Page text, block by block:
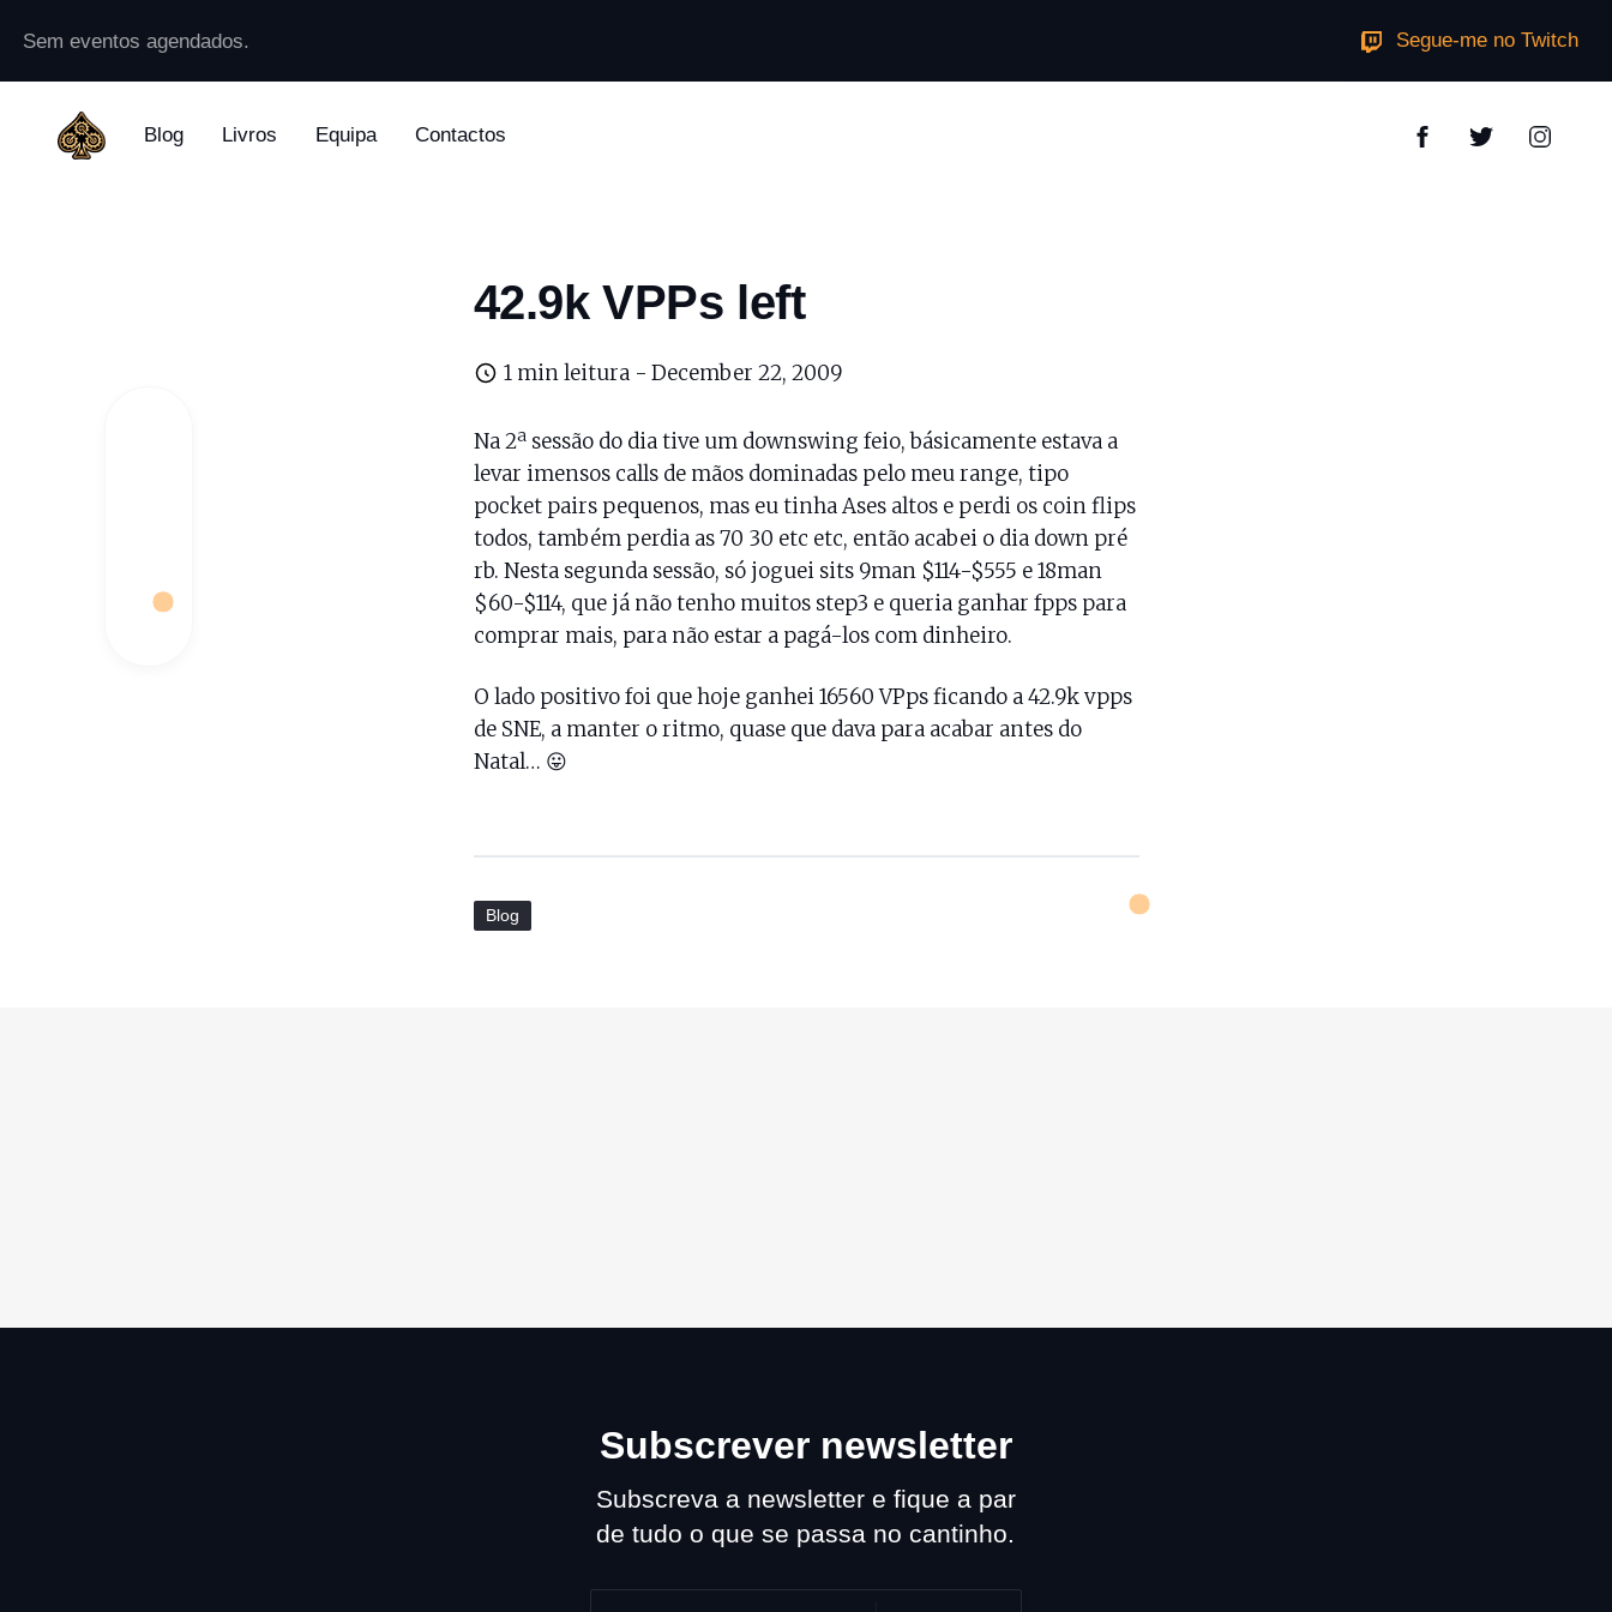
Sem eventos agendados. Segue-me no Twitch
Blog Livros Equipa Contactos
42.9k VPPs left
1 min leitura - December 22, 2009
Na 2ª sessão do dia tive um downswing feio, básicamente estava a
levar imensos calls de mãos dominadas pelo meu range, tipo
pocket pairs pequenos, mas eu tinha Ases altos e perdi os coin flips
todos, também perdia as 70 30 etc etc, então acabei o dia down pré
rb. Nesta segunda sessão, só joguei sits 9man $114-$555 e 18man
$60-$114, que já não tenho muitos step3 e queria ganhar fpps para
comprar mais, para não estar a pagá-los com dinheiro.
O lado positivo foi que hoje ganhei 16560 VPps ficando a 42.9k vpps
de SNE, a manter o ritmo, quase que dava para acabar antes do
Natal… 😛
Blog
Subscrever newsletter
Subscreva a newsletter e fique a par
de tudo o que se passa no cantinho.